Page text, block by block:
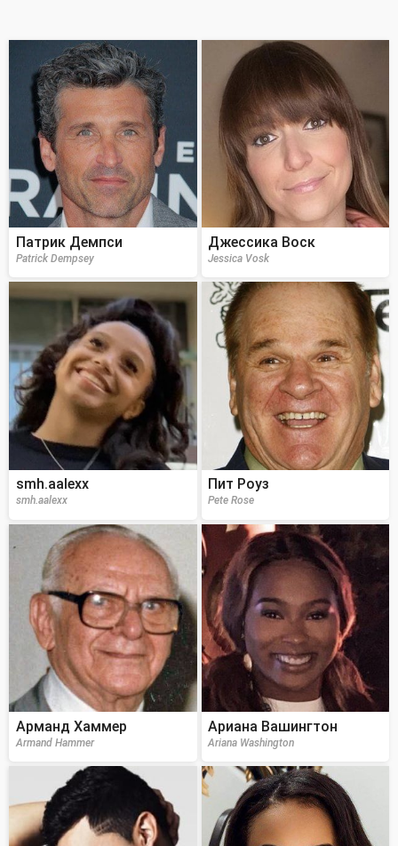
Патрик Демпси
Patrick Dempsey
Джессика Воск
Jessica Vosk
smh.aalexx
smh.aalexx
Пит Роуз
Pete Rose
Арманд Хаммер
Armand Hammer
Ариана Вашингтон
Ariana Washington